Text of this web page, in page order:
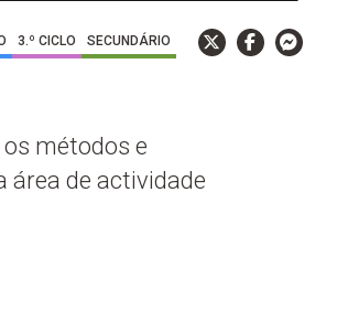
3.º CICLO SECUNDÁRIO
métodos e
área de actividade